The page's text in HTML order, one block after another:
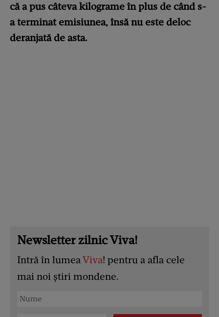
că a pus câteva kilograme în plus de când s-
a terminat emisiunea, însă nu este deloc
deranjată de asta.
Newsletter zilnic Viva!
Intră în lumeaViva! pentru a afla cele
mai noi știri mondene.